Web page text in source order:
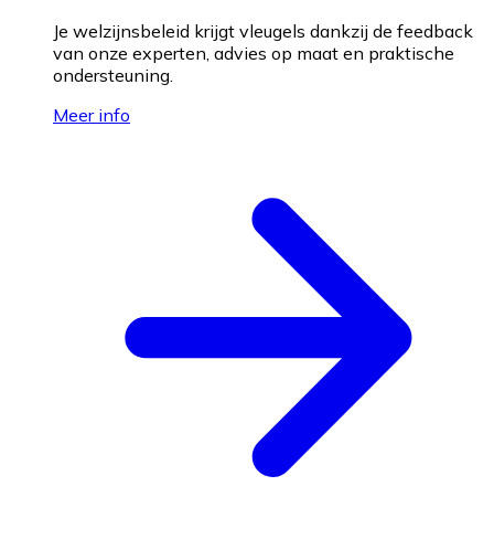
Je welzijnsbeleid krijgt vleugels dankzij de feedback
van onze experten, advies op maat en praktische
ondersteuning.
Meer info